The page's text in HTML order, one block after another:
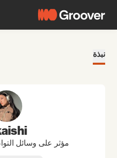
نبذة
مؤثر على وسائل